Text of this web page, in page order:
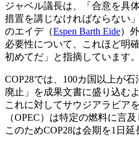
ジャベル議長は、「合意を具
措置を講じなければならない
のエイデ（Espen Barth Eide）
必要性について、これほど明
初めてだ」と指摘しています。
COP28では、100カ国以上が
廃止」を成果文書に盛り込む
これに対してサウジアラビア
（OPEC）は特定の燃料に言
このためCOP28は会期を1日延